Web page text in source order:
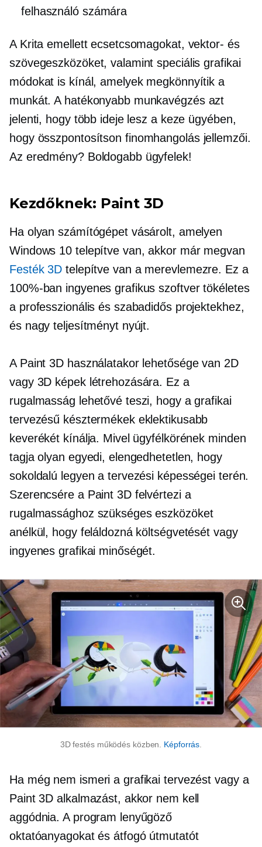
felhasználó számára
A Krita emellett ecsetcsomagokat, vektor- és
szövegeszközöket, valamint speciális grafikai
módokat is kínál, amelyek megkönnyítik a
munkát. A hatékonyabb munkavégzés azt
jelenti, hogy több ideje lesz a keze ügyében,
hogy összpontosítson finomhangolásjellemzői.
Az eredmény? Boldogabb ügyfelek!
Kezdőknek: Paint 3D
Ha olyan számítógépet vásárolt, amelyen
Windows 10 telepítve van, akkor már megvan
Festék 3D telepítve van a merevlemezre. Ez a
100%-ban ingyenes grafikus szoftver tökéletes
a professzionális és szabadidős projektekhez,
és nagy teljesítményt nyújt.
A Paint 3D használatakor lehetősége van 2D
vagy 3D képek létrehozására. Ez a
rugalmasság lehetővé teszi, hogy a grafikai
tervezésű késztermékek eklektikusabb
keverékét kínálja. Mivel ügyfélkörének minden
tagja olyan egyedi, elengedhetetlen, hogy
sokoldalú legyen a tervezési képességei terén.
Szerencsére a Paint 3D felvértezi a
rugalmassághoz szükséges eszközöket
anélkül, hogy feláldozná költségvetését vagy
ingyenes grafikai minőségét.
3D festés működés közben. Képforrás
Ha még nem ismeri a grafikai tervezést vagy a
Paint 3D alkalmazást, akkor nem kell
aggódnia. A program lenyűgöző
oktatóanyagokat és átfogó útmutatót